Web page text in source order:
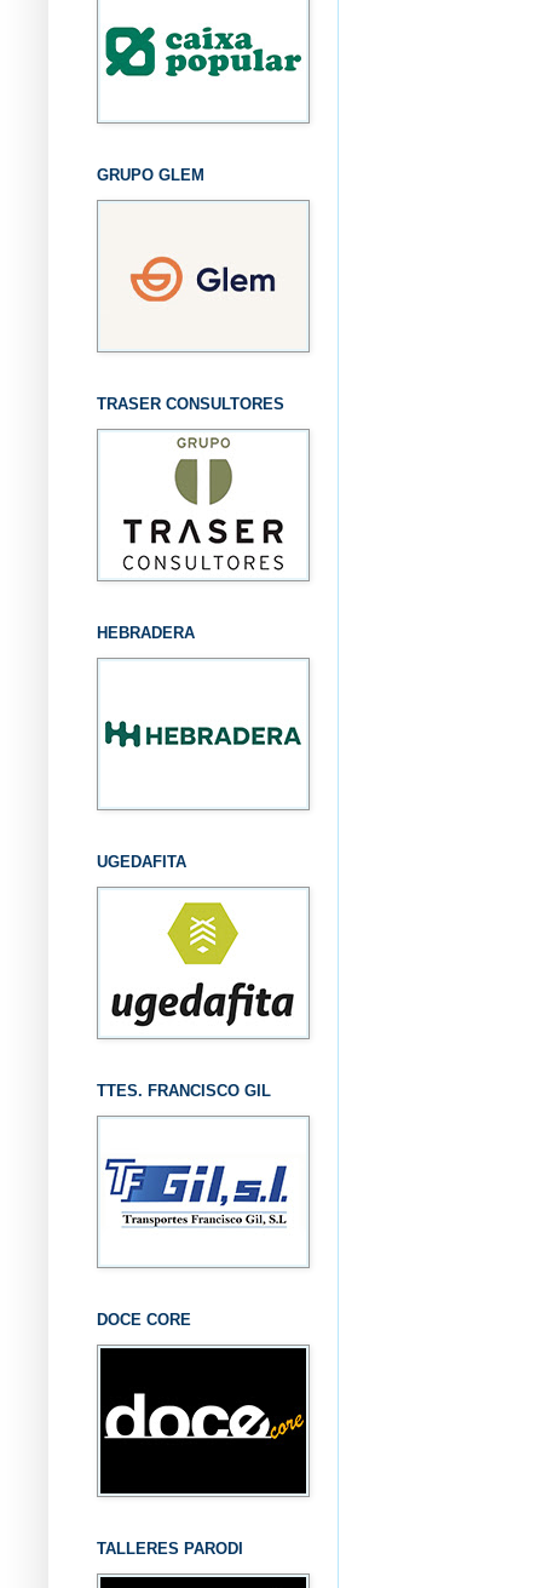
GRUPO GLEM
TRASER CONSULTORES
HEBRADERA
UGEDAFITA
TTES. FRANCISCO GIL
DOCE CORE
TALLERES PARODI